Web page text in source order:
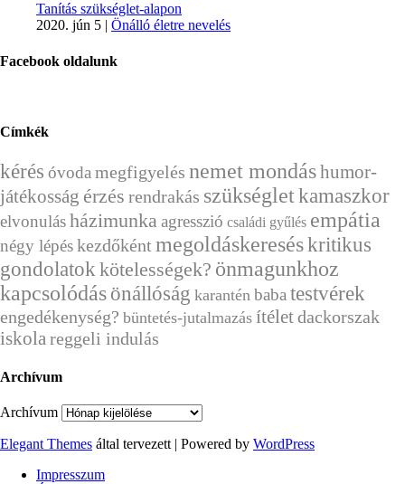
Tanítás szükséglet-alapon
2020. jún 5 | Önálló életre nevelés
Facebook oldalunk
Címkék
kérés óvodamegfigyelés nemet mondáshumor-
játékosság érzés rendrakás szükségletkamaszkor
elvonulásházimunkaagresszió családi gyűlés empátia
négy lépéskezdőkéntmegoldáskereséskritikus
gondolatokkötelességek? önmagunkhoz
kapcsolódásönállóság karantén babatestvérek
engedékenység? büntetés-jutalmazás ítéletdackorszak
iskolareggeli indulás
Archívum
Archívum
Elegant Themes által tervezett | Powered by WordPress
Impresszum